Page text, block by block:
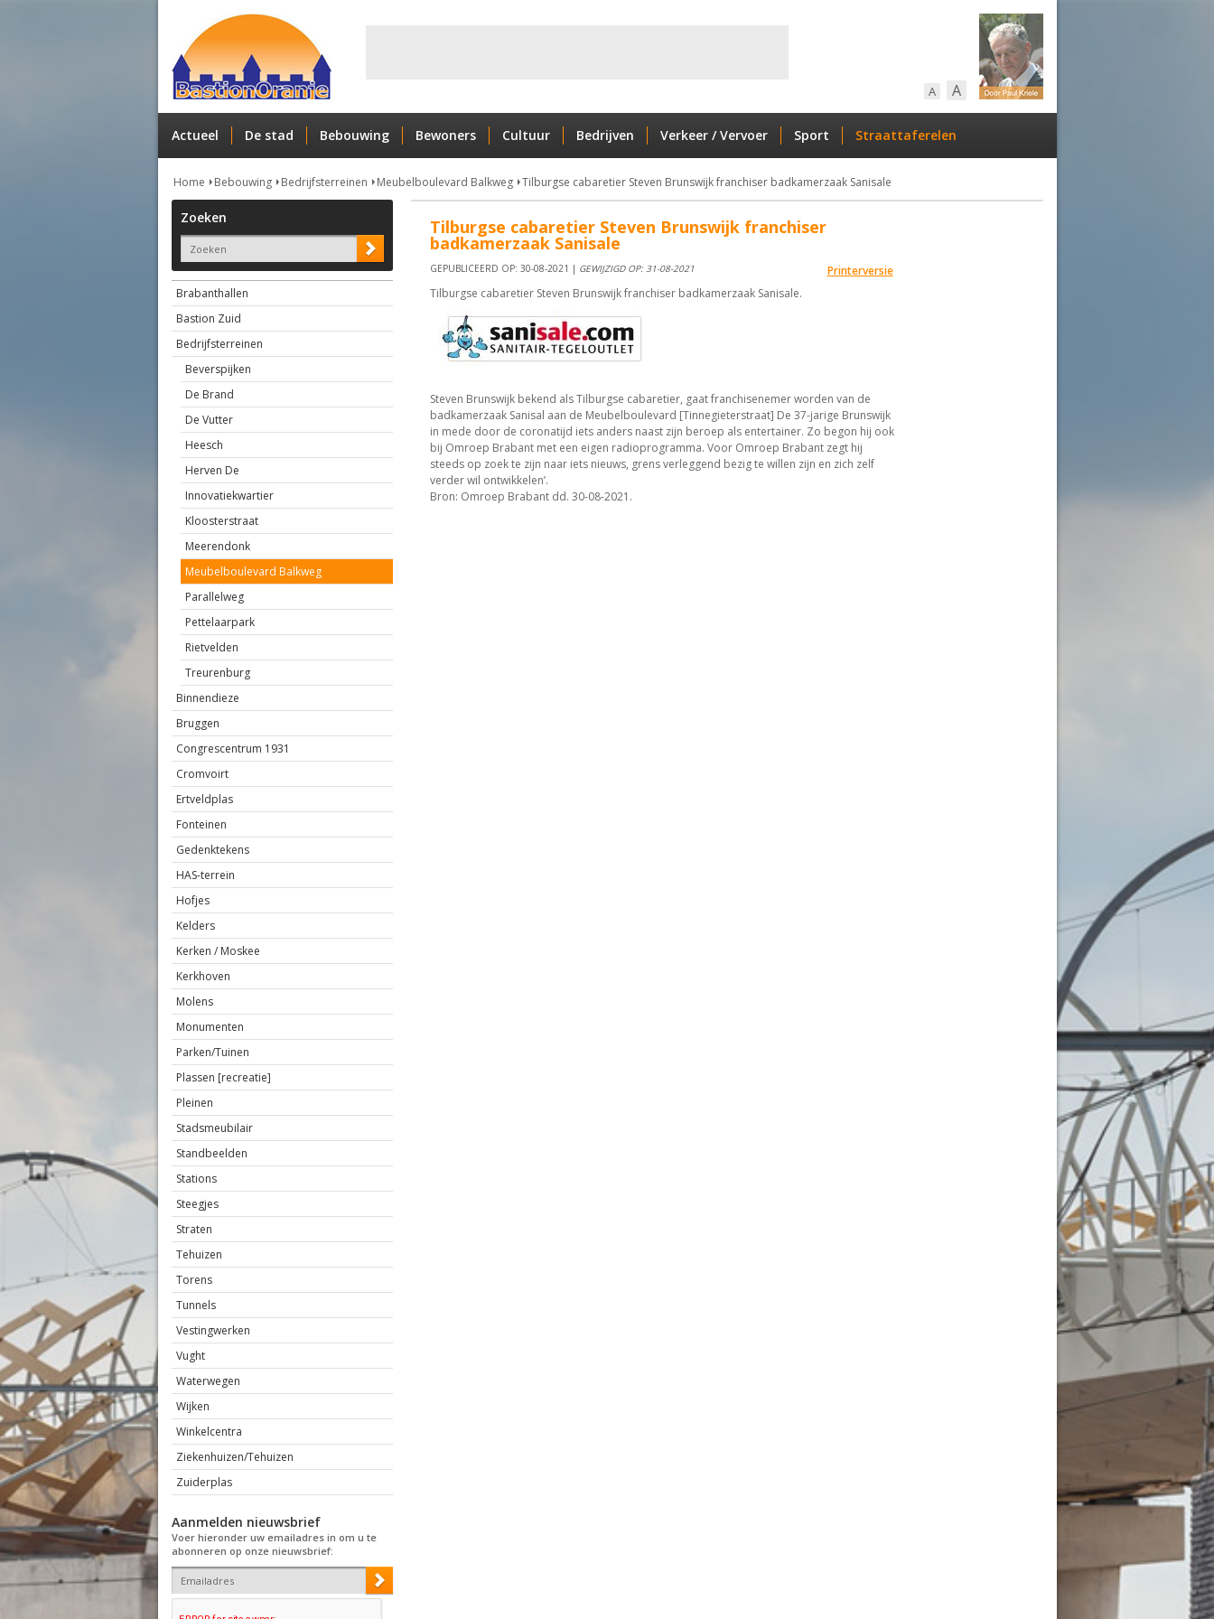
A A
Actueel De stad Bebouwing Bewoners Cultuur Bedrijven Verkeer / Vervoer Sport Straattaferelen
Home Bebouwing Bedrijfsterreinen Meubelboulevard Balkweg Tilburgse cabaretier Steven Brunswijk franchiser badkamerzaak Sanisale
Zoeken
Brabanthallen
Bastion Zuid
Bedrijfsterreinen
Beverspijken
De Brand
De Vutter
Heesch
Herven De
Innovatiekwartier
Kloosterstraat
Meerendonk
Meubelboulevard Balkweg
Parallelweg
Pettelaarpark
Rietvelden
Treurenburg
Binnendieze
Bruggen
Congrescentrum 1931
Cromvoirt
Ertveldplas
Fonteinen
Gedenktekens
HAS-terrein
Hofjes
Kelders
Kerken / Moskee
Kerkhoven
Molens
Monumenten
Parken/Tuinen
Plassen [recreatie]
Pleinen
Stadsmeubilair
Standbeelden
Stations
Steegjes
Straten
Tehuizen
Torens
Tunnels
Vestingwerken
Vught
Waterwegen
Wijken
Winkelcentra
Ziekenhuizen/Tehuizen
Zuiderplas
Aanmelden nieuwsbrief
Voer hieronder uw emailadres in om u te
abonneren op onze nieuwsbrief:
Tilburgse cabaretier Steven Brunswijk franchiser
badkamerzaak Sanisale
Printerversie
GEPUBLICEERD OP: 30-08-2021 | GEWIJZIGD OP: 31-08-2021
Tilburgse cabaretier Steven Brunswijk franchiser badkamerzaak Sanisale.
Steven Brunswijk bekend als Tilburgse cabaretier, gaat franchisenemer worden van de
badkamerzaak Sanisal aan de Meubelboulevard [Tinnegieterstraat] De 37-jarige Brunswijk
in mede door de coronatijd iets anders naast zijn beroep als entertainer. Zo begon hij ook
bij Omroep Brabant met een eigen radioprogramma. Voor Omroep Brabant zegt hij
steeds op zoek te zijn naar iets nieuws, grens verleggend bezig te willen zijn en zich zelf
verder wil ontwikkelen’.
Bron: Omroep Brabant dd. 30-08-2021.